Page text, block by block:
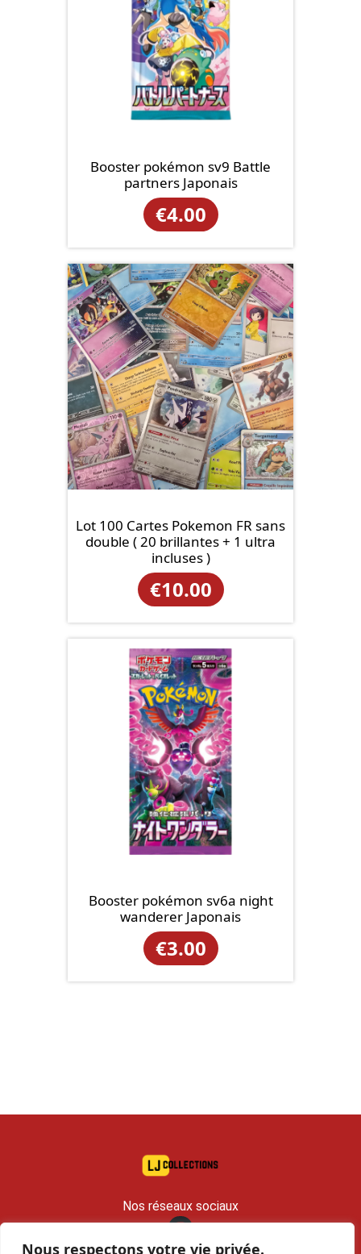
Nous respectons votre vie privée.
Booster pokémon sv9 Battle
partners Japonais
€4.00
Lot 100 Cartes Pokemon FR sans
double ( 20 brillantes + 1 ultra
incluses )
€10.00
Booster pokémon sv6a night
wanderer Japonais
€3.00
Nos réseaux sociaux
contact@lj-collections.com